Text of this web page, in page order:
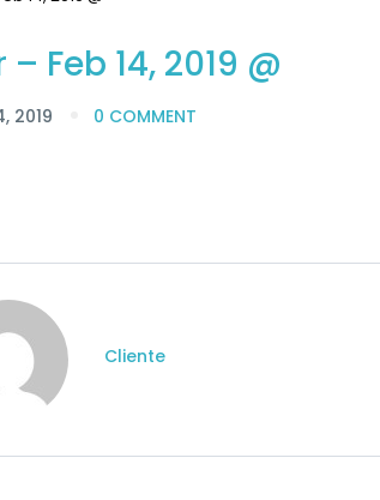
Feb 14, 2019 @
2019 0 COMMENT
Cliente